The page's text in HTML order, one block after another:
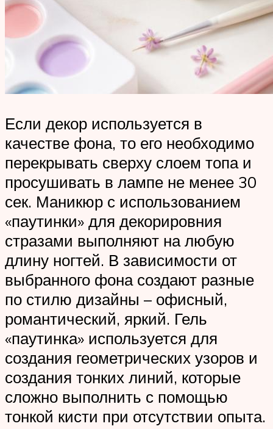
Если декор используется в
качестве фона, то его необходимо
перекрывать сверху слоем топа и
просушивать в лампе не менее 30
сек. Маникюр с использованием
«паутинки» для декорировния
стразами выполняют на любую
длину ногтей. В зависимости от
выбранного фона создают разные
по стилю дизайны – офисный,
романтический, яркий. Гель
«паутинка» используется для
создания геометрических узоров и
создания тонких линий, которые
сложно выполнить с помощью
тонкой кисти при отсутствии опыта.